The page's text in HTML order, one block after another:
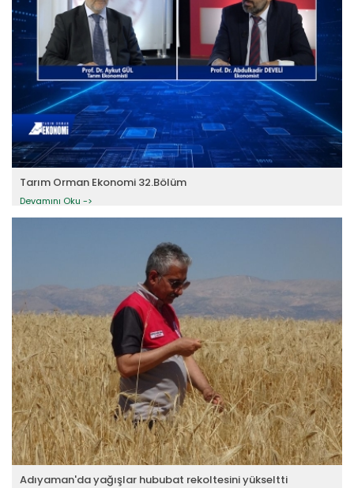
Tarım Orman Ekonomi 32.Bölüm
Devamını Oku ->
Adıyaman'da yağışlar hububat rekoltesini yükseltti